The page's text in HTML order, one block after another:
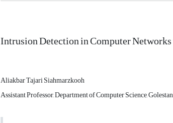
Intrusion Detection in Computer
Aliakbar Tajari Siahmarzkooh
Assistant Professor, Department of Computer Science,